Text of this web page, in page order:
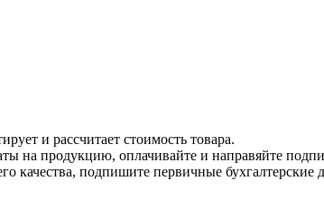
и рассчитает стоимость товара.
на продукцию, оплачивайте и направяйте
качества, подпишите первичные бухгалтерские